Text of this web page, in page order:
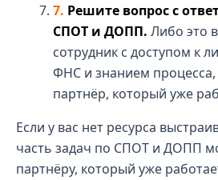
Решите вопрос с
СПОТ и ДОПП. Либо это
сотрудник с доступом к
ФНС и знанием
партнёр, который уже
Если у вас нет ресурса
часть задач по СПОТ и ДОПП
партнёру, который уже